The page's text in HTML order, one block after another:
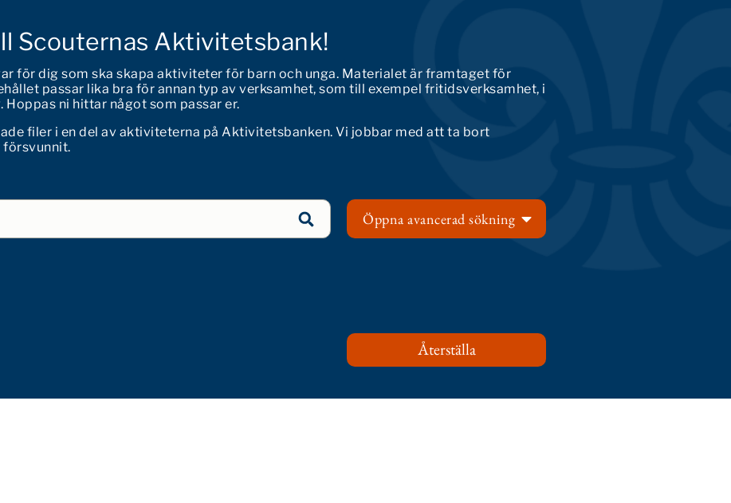
Scouternas Aktivitetsbank!
för dig som ska skapa aktiviteter för barn och unga. Materialet är framtaget för
passar lika bra för annan typ av verksamhet, som till exempel fritidsverksamhet, i
ni hittar något som passar er.
filer i en del av aktiviteterna på Aktivitetsbanken. Vi jobbar med att ta bort
Öppna avancerad sökning